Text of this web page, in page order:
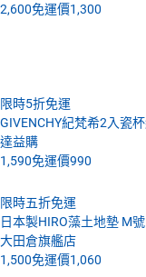
2,600免運價1,300
限時5折免運
GIVENCHY紀梵希2入瓷
達益購
1,590免運價990
限時五折免運
日本製HIRO藻土地墊 M號
大田倉旗艦店
1,500免運價1,060